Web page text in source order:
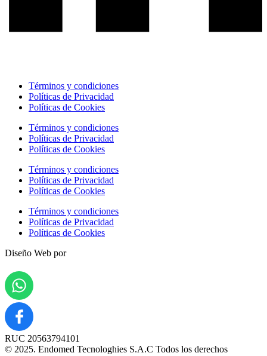
Términos y condiciones
Políticas de Privacidad
Políticas de Cookies
Términos y condiciones
Políticas de Privacidad
Políticas de Cookies
Términos y condiciones
Políticas de Privacidad
Políticas de Cookies
Términos y condiciones
Políticas de Privacidad
Políticas de Cookies
Diseño Web por
RUC 20563794101
© 2025. Endomed Tecnologhies S.A.C Todos los derechos